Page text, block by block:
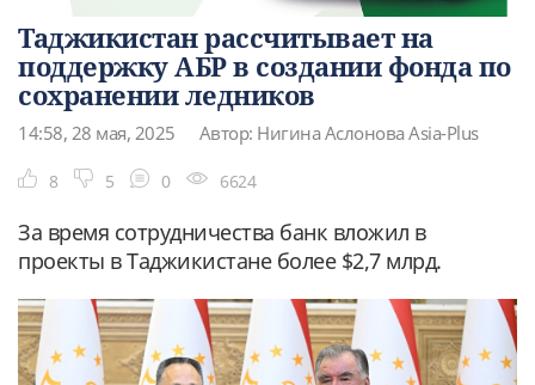
Таджикистан рассчитывает на
поддержку АБР в создании фонда по
сохранении ледников
14:58, 28 мая, 2025 Автор: Нигина Аслонова Asia-Plus
8 5 0 6624
За время сотрудничества банк вложил в
проекты в Таджикистане более $2,7 млрд.